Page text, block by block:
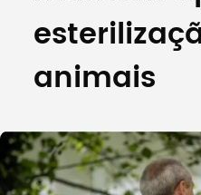
Tipo de conteúdo
animais